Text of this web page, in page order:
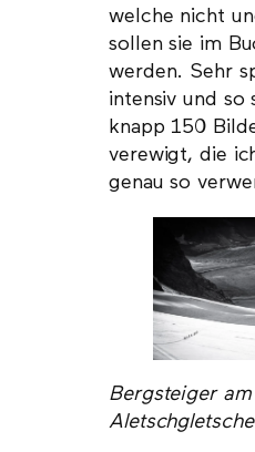
welche nicht
sollen sie im
werden. Sehr
intensiv und so
knapp 150
verewigt, die
genau so
Bergsteiger am